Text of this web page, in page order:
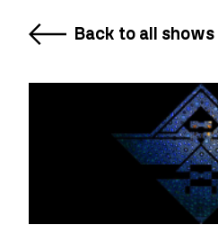
Back to all shows